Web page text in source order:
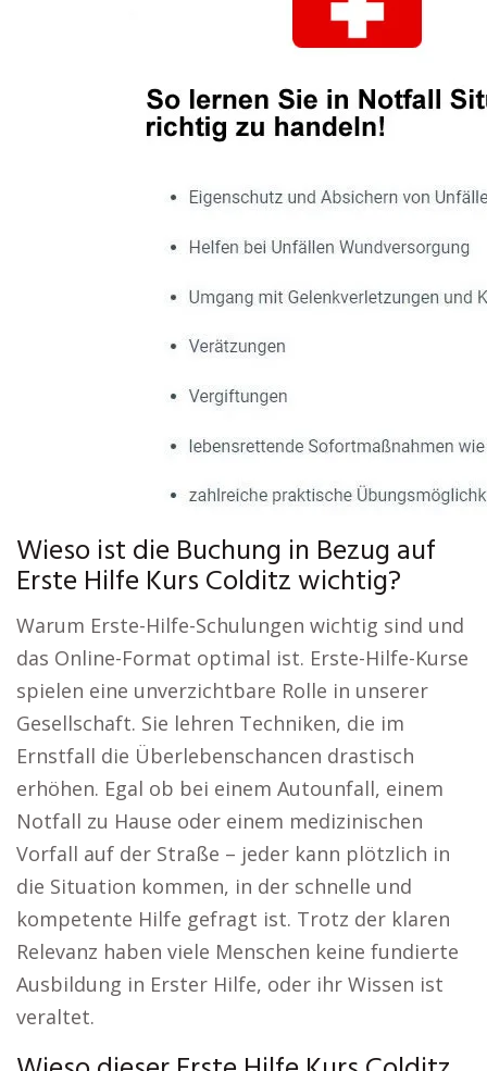
Wieso ist die Buchung in Bezug auf
Erste Hilfe Kurs Colditz wichtig?
Warum Erste-Hilfe-Schulungen wichtig sind und
das Online-Format optimal ist. Erste-Hilfe-Kurse
spielen eine unverzichtbare Rolle in unserer
Gesellschaft. Sie lehren Techniken, die im
Ernstfall die Überlebenschancen drastisch
erhöhen. Egal ob bei einem Autounfall, einem
Notfall zu Hause oder einem medizinischen
Vorfall auf der Straße – jeder kann plötzlich in
die Situation kommen, in der schnelle und
kompetente Hilfe gefragt ist. Trotz der klaren
Relevanz haben viele Menschen keine fundierte
Ausbildung in Erster Hilfe, oder ihr Wissen ist
veraltet.